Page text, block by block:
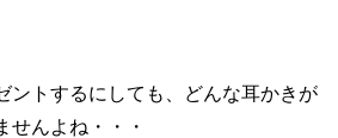
ントするにしても、どんな耳かきが
せんよね・・・